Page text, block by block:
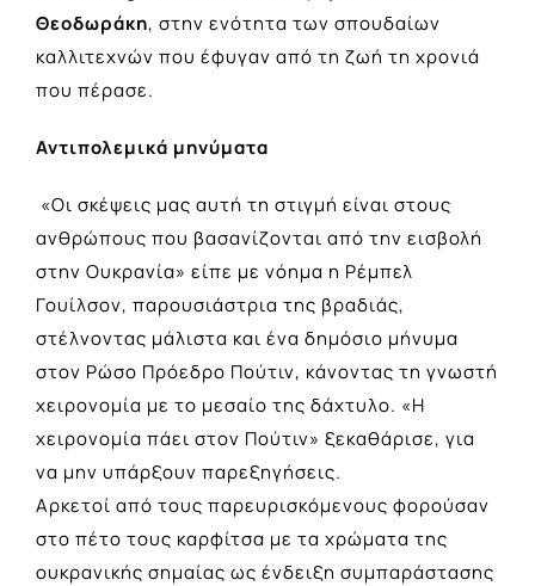
Θεοδωράκη, στην ενότητα των σπουδαίων
καλλιτεχνών που έφυγαν από τη ζωή τη χρονιά
που πέρασε.
Αντιπολεμικά μηνύματα
«Οι σκέψεις μας αυτή τη στιγμή είναι στους
ανθρώπους που βασανίζονται από την εισβολή
στην Ουκρανία» είπε με νόημα η Ρέμπελ
Γουίλσον, παρουσιάστρια της βραδιάς,
στέλνοντας μάλιστα και ένα δημόσιο μήνυμα
στον Ρώσο Πρόεδρο Πούτιν, κάνοντας τη γνωστή
χειρονομία με το μεσαίο της δάχτυλο. «Η
χειρονομία πάει στον Πούτιν» ξεκαθάρισε, για
να μην υπάρξουν παρεξηγήσεις.
Αρκετοί από τους παρευρισκόμενους φορούσαν
στο πέτο τους καρφίτσα με τα χρώματα της
ουκρανικής σημαίας ως ένδειξη συμπαράστασης